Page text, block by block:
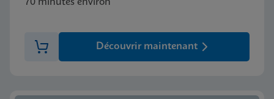
Découvrir maintenant